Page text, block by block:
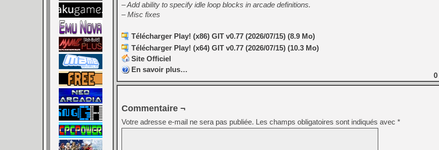
– Add ability to specify idle loop blocks in arcade definitions.
– Misc fixes
Télécharger Play! (x86) GIT v0.77 (2026/07/15) (8.9 Mo)
Télécharger Play! (x64) GIT v0.77 (2026/07/15) (10.3 Mo)
Site Officiel
En savoir plus…
0
Commentaire ¬
Votre adresse e-mail ne sera pas publiée. Les champs obligatoires sont indiqués avec *